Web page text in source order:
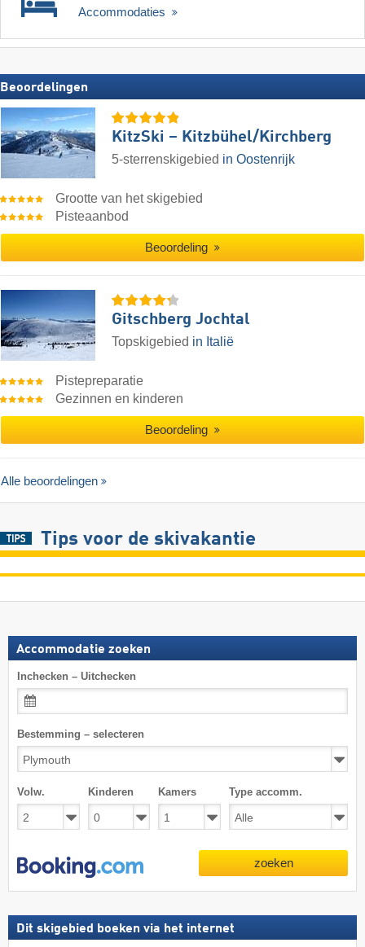
Accommodaties
Beoordelingen
KitzSki – Kitzbühel/​Kirchberg
5-sterrenskigebied in Oostenrijk
Grootte van het skigebied
Pisteaanbod
Beoordeling
Gitschberg Jochtal
Topskigebied in Italië
Pistepreparatie
Gezinnen en kinderen
Beoordeling
Alle beoordelingen
Tips voor de skivakantie
Accommodatie zoeken
Inchecken – Uitchecken
Bestemming – selecteren
Volw. Kinderen Kamers Type accomm.
zoeken
Dit skigebied boeken via het internet